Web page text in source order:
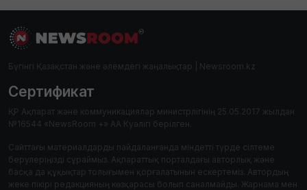
Бүгінгі Қазақстан және әлемдегі жаңалықтар | Newsroom.kz
Сертификат
ҚР Ақпарат және коммуникациялар министрлігінің 25.05.2017 жылдан
№16544 «NewsRoom +» АА Куәлігі берілген.
Сайттағы материалдарды пайдаланғанда міндетті түрде сілтеме
берулеріңізді сұраймыз. Ақпараттық порталдағы авторлық және
басқа да құқықтар толығымен қорғалатынын ескертеміз. Автордың
жеке пікірі редакцияның көзқарасы болып саналмайды. Жарнама мен